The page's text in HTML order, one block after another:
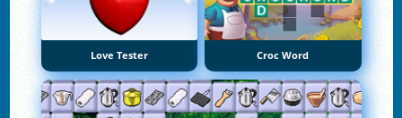
Love Tester Croc Word